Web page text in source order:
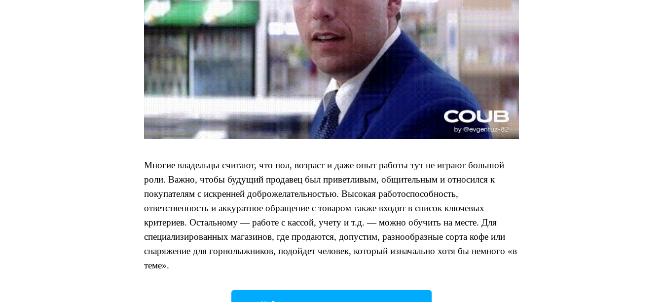
Многие владельцы считают, что пол, возраст и даже опыт работы тут не играют большой
роли. Важно, чтобы будущий продавец был приветливым, общительным и относился к
покупателям с искренней доброжелательностью. Высокая работоспособность,
ответственность и аккуратное обращение с товаром также входят в список ключевых
критериев. Остальному — работе с кассой, учету и т.д. — можно обучить на месте. Для
специализированных магазинов, где продаются, допустим, разнообразные сорта кофе или
снаряжение для горнолыжников, подойдет человек, который изначально хотя бы немного «в
теме».